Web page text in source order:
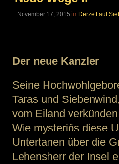
November 17, 2015 in Derzeit auf
Der neue Kanzler
Seine
Taras und
vom Eiland verkünden.
Wie mysteriös diese
Untertanen über die
Lehensherr der Insel